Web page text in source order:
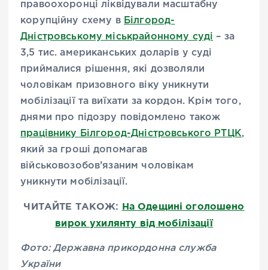
правоохоронці ліквідували масштабну
корупційну схему в Білгород-
Дністровському міськрайонному суді – за
3,5 тис. американських доларів у суді
приймалися рішення, які дозволяли
чоловікам призовного віку уникнути
мобілізації та виїхати за кордон. Крім того,
днями про підозру повідомлено також
працівнику Білгород-Дністровського РТЦК,
який за гроші допомагав
військовозобов’язаним чоловікам
уникнути мобілізації.
ЧИТАЙТЕ ТАКОЖ: На Одещині оголошено
вирок ухилянту від мобілізації
Фото: Державна прикордонна служба
України